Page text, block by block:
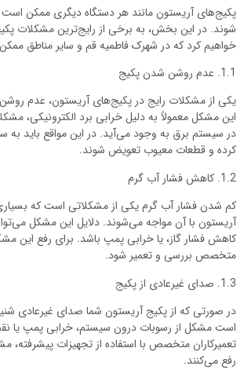
پکیج‌های آریستون مانند هر دستگاه دیگری ممکن
شوند. در این بخش، به برخی از رایج‌ترین مشکلات
خواهیم کرد که در شهرک فاطمیه قم و سایر مناطق
1.1. عدم روشن شدن پکیج
یکی از مشکلات رایج در پکیج‌های آریستون، عدم
این مشکل معمولاً به دلیل خرابی برد الکترونیکی،
در سیستم برق به وجود می‌آید. در این مواقع باید به
کرده و قطعات معیوب تعویض شوند.
1.2. کاهش فشار آب گرم
کم شدن فشار آب گرم یکی از مشکلاتی است که بسیاری
آریستون با آن مواجه می‌شوند. دلایل این مشکل
کاهش فشار گاز، یا خرابی پمپ باشد. برای رفع این
متخصص بررسی و تعمیر شود.
1.3. صدای غیرعادی از پکیج
در صورتی که از پکیج آریستون شما صدای غیرعادی
است مشکل از رسوبات درون سیستم، خرابی پمپ یا
تعمیرکاران متخصص با استفاده از تجهیزات پیشرفته،
رفع می‌کنند.